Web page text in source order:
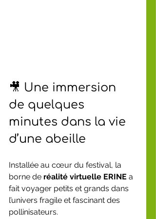
🎥 Une immersion
de quelques
minutes dans la vie
d’une abeille
Installée au cœur du festival, la
borne de réalité virtuelle ERINE a
fait voyager petits et grands dans
l’univers fragile et fascinant des
pollinisateurs.